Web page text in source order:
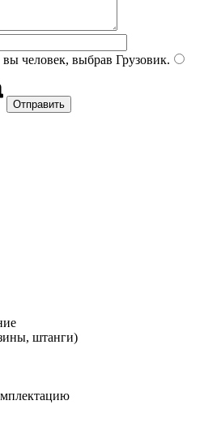
человек, выбрав Грузовик.
штанги)